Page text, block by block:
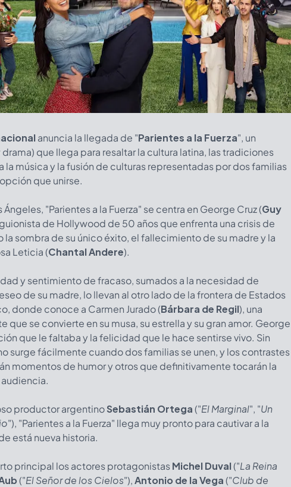
anuncia la llegada de "Parientes a la Fuerza", un
que llega para resaltar la cultura latina, las tradiciones
la música y la fusión de culturas representadas por dos familias
que unirse.
"Parientes a la Fuerza" se centra en George Cruz (Guy
de Hollywood de 50 años que enfrenta una crisis de
la sombra de su único éxito, el fallecimiento de su madre y la
Leticia (Chantal Andere).
y sentimiento de fracaso, sumados a la necesidad de
de su madre, lo llevan al otro lado de la frontera de Estados
donde conoce a Carmen Jurado (Bárbara de Regil), una
que se convierte en su musa, su estrella y su gran amor. George
que le faltaba y la felicidad que le hace sentirse vivo. Sin
surge fácilmente cuando dos familias se unen, y los contrastes
momentos de humor y otros que definitivamente tocarán la
productor argentinoSebastián Ortega("El Marginal", "Un
"), "Parientes a la Fuerza" llega muy pronto para cautivar a la
está nueva historia.
principal los actores protagonistasMichel Duval("La Reina
("El Señor de los Cielos"),Antonio de la Vega("Club de